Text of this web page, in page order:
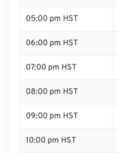
05:00 pm HST
06:00 pm HST
07:00 pm HST
08:00 pm HST
09:00 pm HST
10:00 pm HST